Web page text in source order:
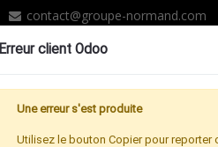
contact@groupe-normand.com
Accueil
Erreur client Odoo
Une erreur s'est produite
Utilisez le bouton Copier pour reporter